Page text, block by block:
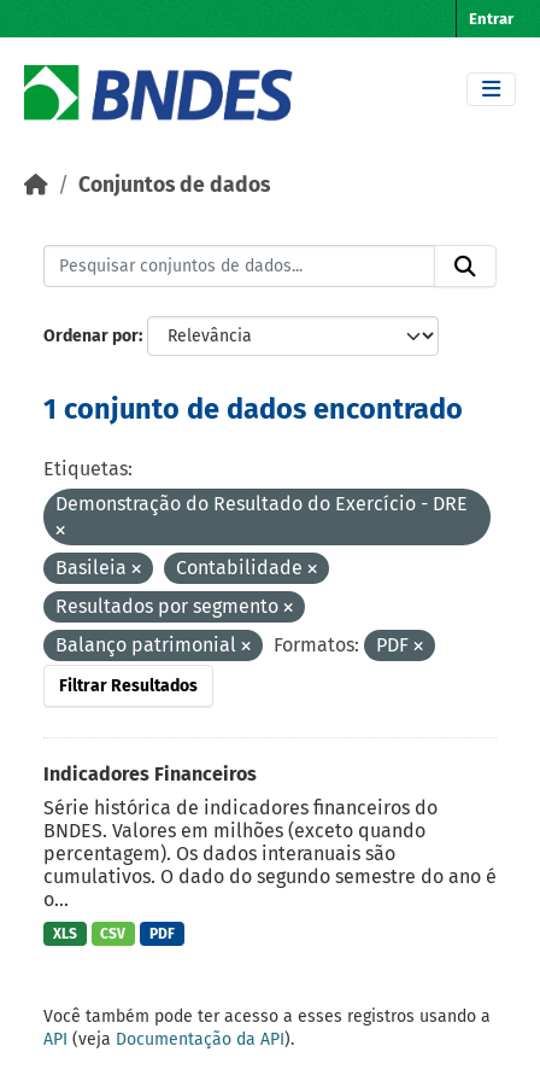
Entrar
Conjuntos de dados
Ordenar por
1 conjunto de dados encontrado
Etiquetas:
Demonstração do Resultado do Exercício - DRE
Basileia
Contabilidade
Resultados por segmento
Balanço patrimonial
Formatos: PDF
Filtrar Resultados
Indicadores Financeiros
Série histórica de indicadores financeiros do
BNDES. Valores em milhões (exceto quando
percentagem). Os dados interanuais são
cumulativos. O dado do segundo semestre do ano é
o...
XLS CSV PDF
Você também pode ter acesso a esses registros usando a
API (veja Documentação da API).